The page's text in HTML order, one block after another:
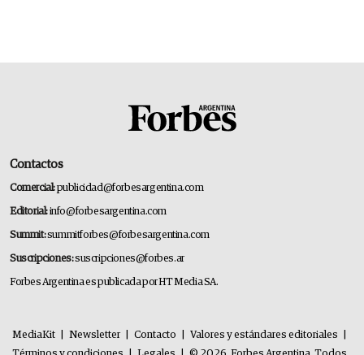
Contactos
Comercial:publicidad@forbesargentina.com
Editorial:info@forbesargentina.com
Summit:summitforbes@forbesargentina.com
Suscripciones:suscripciones@forbes.ar
Forbes Argentina es publicada por HT Media SA.
MediaKit Newsletter Contacto Valores y estándares editoriales